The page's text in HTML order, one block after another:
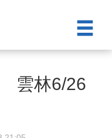
雲林6/26